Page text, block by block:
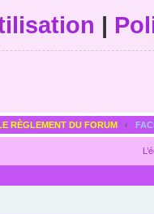
|
RÈGLEMENT DU FORUM ‹